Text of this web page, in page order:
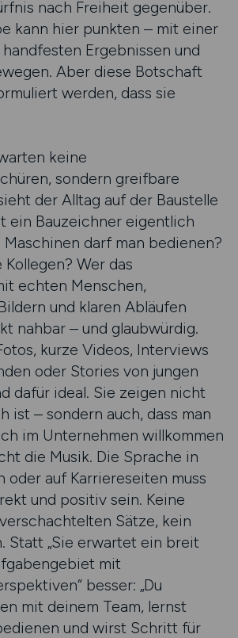
nach Freiheit gegenüber.
kann hier punkten – mit einer
Ergebnissen und
Aber diese Botschaft
werden, dass sie
keine
sondern greifbare
der Alltag auf der Baustelle
ein Bauzeichner eigentlich
Maschinen darf man bedienen?
Wer das
echten Menschen,
und klaren Abläufen
nahbar – und glaubwürdig.
kurze Videos, Interviews
oder Stories von jungen
dafür ideal. Sie zeigen nicht
ist – sondern auch, dass man
im Unternehmen willkommen
die Musik. Die Sprache in
oder auf Karriereseiten muss
und positiv sein. Keine
Sätze, kein
Statt „Sie erwartet ein breit
mit
besser: „Du
mit deinem Team, lernst
und wirst Schritt für